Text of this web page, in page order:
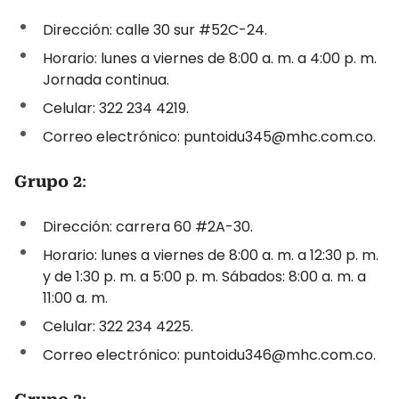
Dirección: calle 30 sur #52C-24.
Horario: lunes a viernes de 8:00 a. m. a 4:00 p. m.
Jornada continua.
Celular: 322 234 4219.
Correo electrónico: puntoidu345@mhc.com.co.
Grupo 2:
Dirección: carrera 60 #2A-30.
Horario: lunes a viernes de 8:00 a. m. a 12:30 p. m.
y de 1:30 p. m. a 5:00 p. m. Sábados: 8:00 a. m. a
11:00 a. m.
Celular: 322 234 4225.
Correo electrónico: puntoidu346@mhc.com.co.